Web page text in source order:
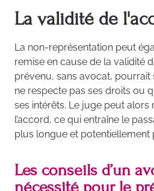
La validité de
La non-représentation peut
remise en cause de la validité
prévenu, sans avocat,
ne respecte pas ses droits ou
ses intérêts. Le juge peut alors
l’accord, ce qui entraîne le
plus longue et potentiellement
Les conseils d’un
nécessité pour le